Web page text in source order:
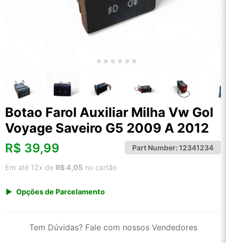
Botao Farol Auxiliar Milha Vw Gol
Voyage Saveiro G5 2009 A 2012
R$ 39,99 Part Number: 12341234
Em até 12x de R$ 4,05 no cartão
Opções de Parcelamento
2x de R$ 21,52Tem Dúvidas? Fale com nossos Vendedores